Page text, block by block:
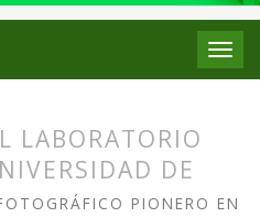
(2018): Monográfico: Colecciones
LABORATORIO
DE
PIONERO EN